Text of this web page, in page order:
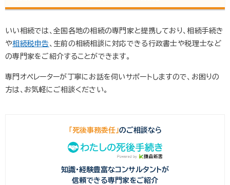
いい相続では、全国各地の相続の専門家と提携しており、相続手続き
や相続税申告、生前の相続相談に対応できる行政書士や税理士など
の専門家をご紹介することができます。
専門オペレーターが丁寧にお話を伺いサポートしますので、お困りの
方は、お気軽にご相談ください。
「死後事務委任」のご相談なら
知識・経験豊富なコンサルタントが
信頼できる専門家をご紹介